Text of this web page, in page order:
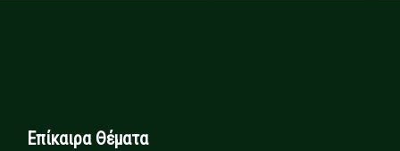
Επίκαιρα Θέματα